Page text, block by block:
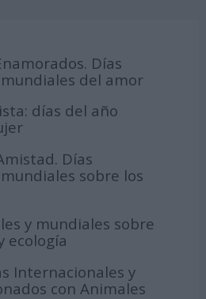
Días
del amor
días del año
Días
sobre los
y mundiales sobre
ecología
Internacionales y
con Animales